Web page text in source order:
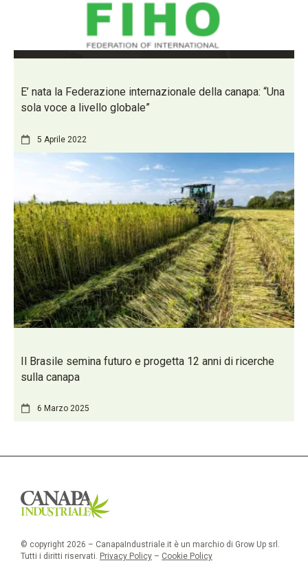
E’ nata la Federazione internazionale della canapa: “Una
sola voce a livello globale”
5 Aprile 2022
Il Brasile semina futuro e progetta 12 anni di ricerche
sulla canapa
6 Marzo 2025
© copyright 2026 – CanapaIndustriale.it è un marchio di Grow Up srl.
Tutti i diritti riservati. Privacy Policy – Cookie Policy